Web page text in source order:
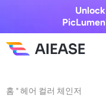
홈 "헤어 컬러 체인저